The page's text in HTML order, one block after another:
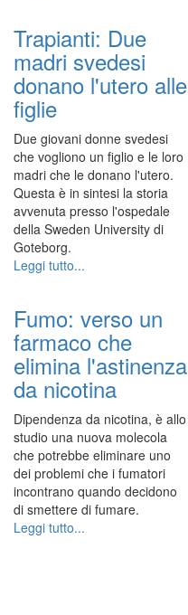
Trapianti: Due
madri svedesi
donano l'utero alle
figlie
Due giovani donne svedesi
che vogliono un figlio e le loro
madri che le donano l'utero.
Questa è in sintesi la storia
avvenuta presso l'ospedale
della Sweden University di
Goteborg.
Leggi tutto...
Fumo: verso un
farmaco che
elimina l'astinenza
da nicotina
Dipendenza da nicotina, è allo
studio una nuova molecola
che potrebbe eliminare uno
dei problemi che i fumatori
incontrano quando decidono
di smettere di fumare.
Leggi tutto...